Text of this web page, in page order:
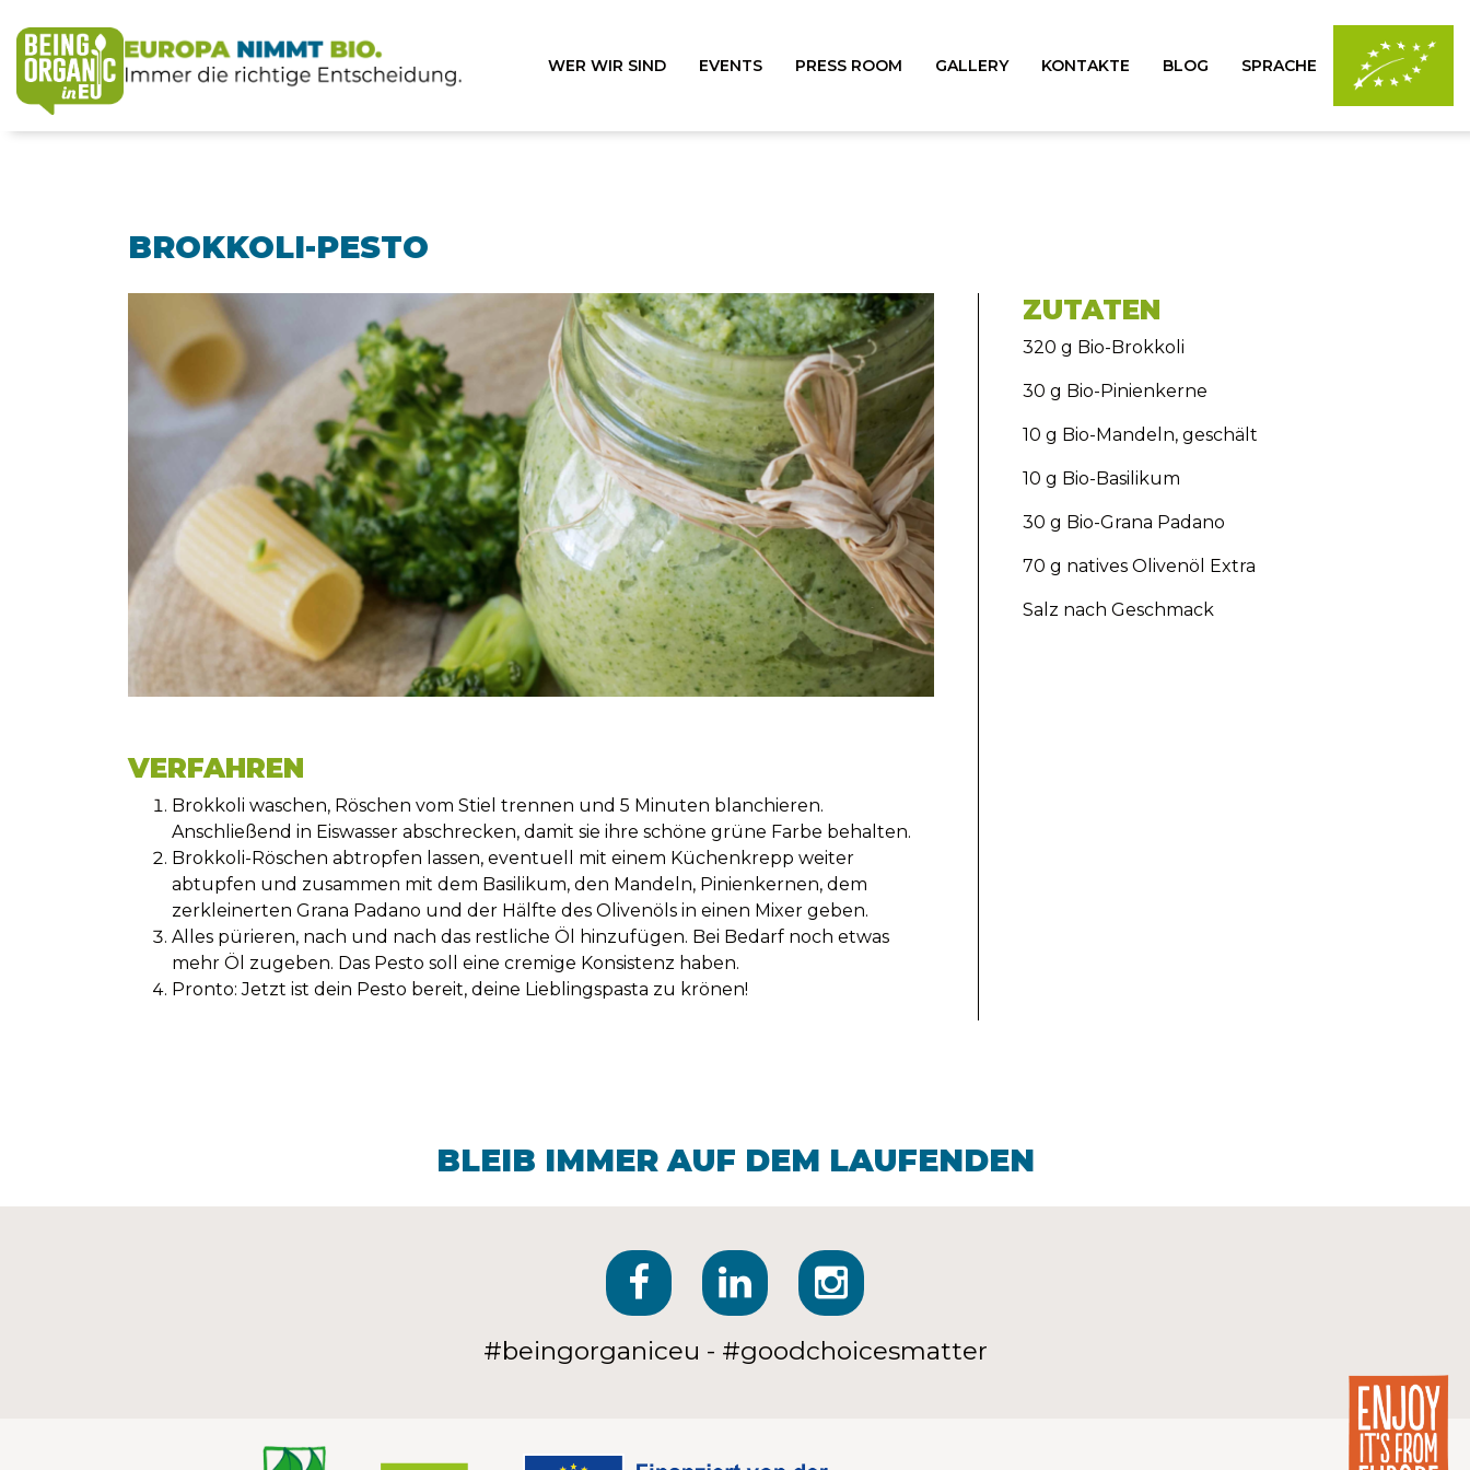
WER WIR SIND EVENTS PRESS ROOM GALLERY KONTAKTE BLOG SPRACHE
BROKKOLI-PESTO
VERFAHREN
Brokkoli waschen, Röschen vom Stiel trennen und 5 Minuten blanchieren.
Anschließend in Eiswasser abschrecken, damit sie ihre schöne grüne Farbe behalten.
Brokkoli-Röschen abtropfen lassen, eventuell mit einem Küchenkrepp weiter
abtupfen und zusammen mit dem Basilikum, den Mandeln, Pinienkernen, dem
zerkleinerten Grana Padano und der Hälfte des Olivenöls in einen Mixer geben.
Alles pürieren, nach und nach das restliche Öl hinzufügen. Bei Bedarf noch etwas
mehr Öl zugeben. Das Pesto soll eine cremige Konsistenz haben.
Pronto: Jetzt ist dein Pesto bereit, deine Lieblingspasta zu krönen!
ZUTATEN
320 g Bio-Brokkoli
30 g Bio-Pinienkerne
10 g Bio-Mandeln, geschält
10 g Bio-Basilikum
30 g Bio-Grana Padano
70 g natives Olivenöl Extra
Salz nach Geschmack
BLEIB IMMER AUF DEM LAUFENDEN
#beingorganiceu - #goodchoicesmatter